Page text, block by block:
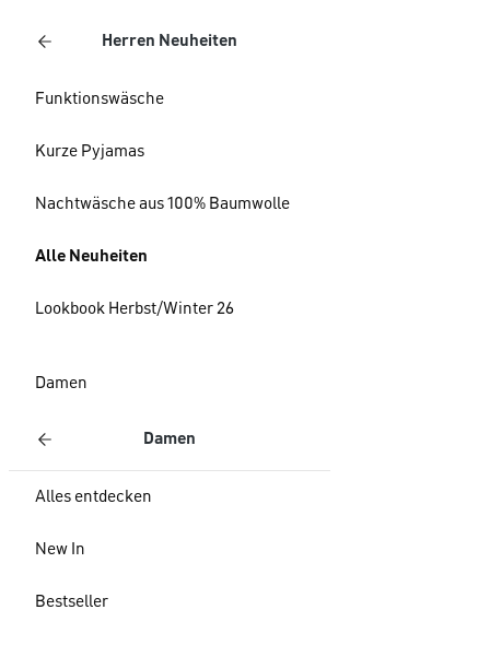
Herren Neuheiten
Funktionswäsche
Kurze Pyjamas
Nachtwäsche aus 100% Baumwolle
Alle Neuheiten
Lookbook Herbst/Winter 26
Damen
Damen
Alles entdecken
New In
Bestseller